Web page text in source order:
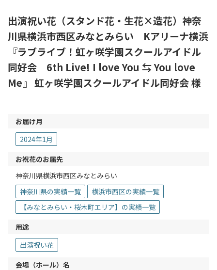
出演祝い花（スタンド花・生花×造花）神奈
川県横浜市西区みなとみらい Kアリーナ横浜
『ラブライブ！虹ヶ咲学園スクールアイドル
同好会 6th Live! I love You ⇆ You love
Me』 虹ヶ咲学園スクールアイドル同好会 様
お届け月
2024年1月
お祝花のお届先
神奈川県横浜市西区みなとみらい
神奈川県の実績一覧
横浜市西区の実績一覧
【みなとみらい・桜木町エリア】の実績一覧
用途
出演祝い花
会場（ホール）名